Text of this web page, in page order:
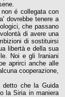
é collegata con
dovrebbe tenere a
che passano
di avere una
di sostituirsi
libertà e della sua
Noi e gli Iraniani
aprirci anche alle
cooperazione,
detto che la Guida
la Siria in maniera